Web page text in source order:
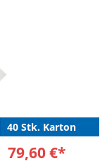
40 Stk. Karton
79,60 €*